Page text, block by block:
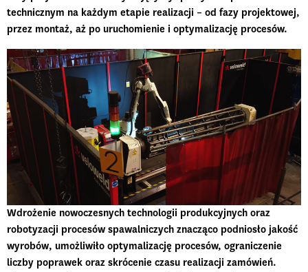
technicznym na każdym etapie realizacji – od fazy projektowej,
przez montaż, aż po uruchomienie i optymalizację procesów.
Wdrożenie nowoczesnych technologii produkcyjnych oraz
robotyzacji procesów spawalniczych znacząco podniosło jakość
wyrobów, umożliwiło optymalizację procesów, ograniczenie
liczby poprawek oraz skrócenie czasu realizacji zamówień.